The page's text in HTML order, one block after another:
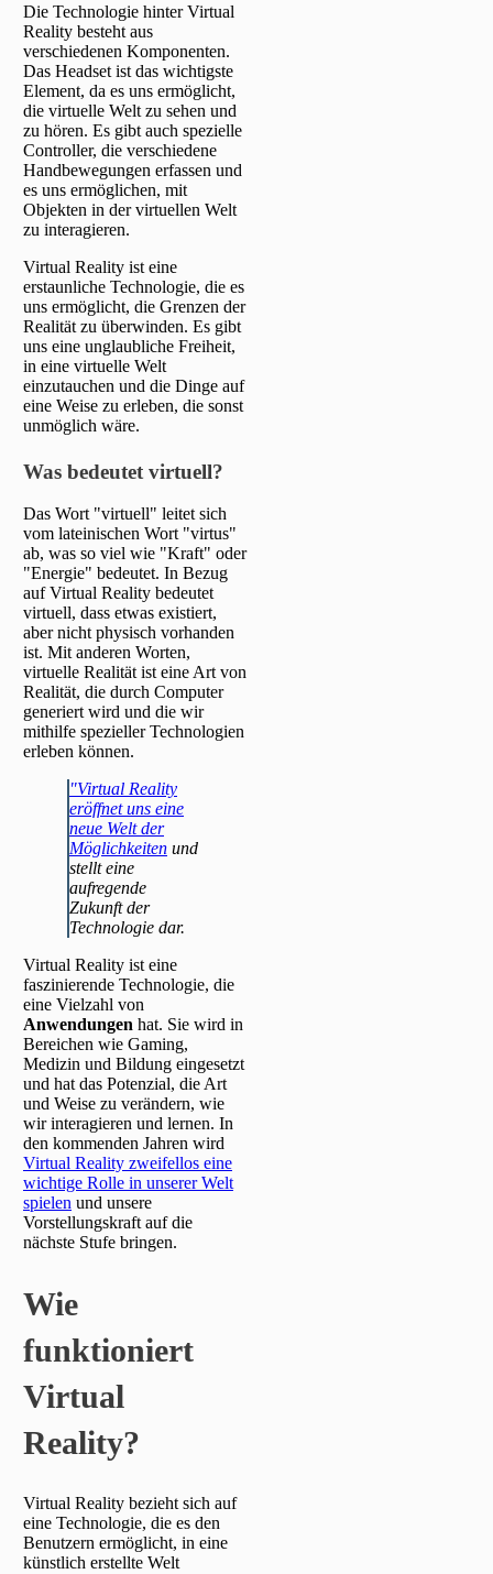
Die Technologie hinter Virtual
Reality besteht aus
verschiedenen Komponenten.
Das Headset ist das wichtigste
Element, da es uns ermöglicht,
die virtuelle Welt zu sehen und
zu hören. Es gibt auch spezielle
Controller, die verschiedene
Handbewegungen erfassen und
es uns ermöglichen, mit
Objekten in der virtuellen Welt
zu interagieren.
Virtual Reality ist eine
erstaunliche Technologie, die es
uns ermöglicht, die Grenzen der
Realität zu überwinden. Es gibt
uns eine unglaubliche Freiheit,
in eine virtuelle Welt
einzutauchen und die Dinge auf
eine Weise zu erleben, die sonst
unmöglich wäre.
Was bedeutet virtuell?
Das Wort "virtuell" leitet sich
vom lateinischen Wort "virtus"
ab, was so viel wie "Kraft" oder
"Energie" bedeutet. In Bezug
auf Virtual Reality bedeutet
virtuell, dass etwas existiert,
aber nicht physisch vorhanden
ist. Mit anderen Worten,
virtuelle Realität ist eine Art von
Realität, die durch Computer
generiert wird und die wir
mithilfe spezieller Technologien
erleben können.
"Virtual Reality
eröffnet uns eine
neue Welt der
Möglichkeiten und
stellt eine
aufregende
Zukunft der
Technologie dar.
Virtual Reality ist eine
faszinierende Technologie, die
eine Vielzahl von
Anwendungen hat. Sie wird in
Bereichen wie Gaming,
Medizin und Bildung eingesetzt
und hat das Potenzial, die Art
und Weise zu verändern, wie
wir interagieren und lernen. In
den kommenden Jahren wird
Virtual Reality zweifellos eine
wichtige Rolle in unserer Welt
spielen und unsere
Vorstellungskraft auf die
nächste Stufe bringen.
Wie
funktioniert
Virtual
Reality?
Virtual Reality bezieht sich auf
eine Technologie, die es den
Benutzern ermöglicht, in eine
künstlich erstellte Welt